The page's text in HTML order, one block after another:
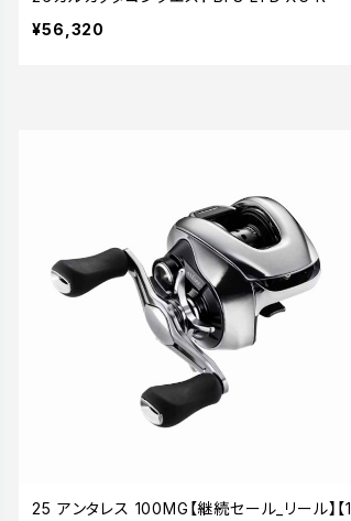
¥56,320
25 アンタレス 100MG【継続セール_リール】【1